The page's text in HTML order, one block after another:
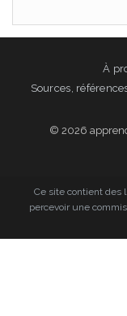
À
Sources,
© 2026
Ce site contient des
percevoir une